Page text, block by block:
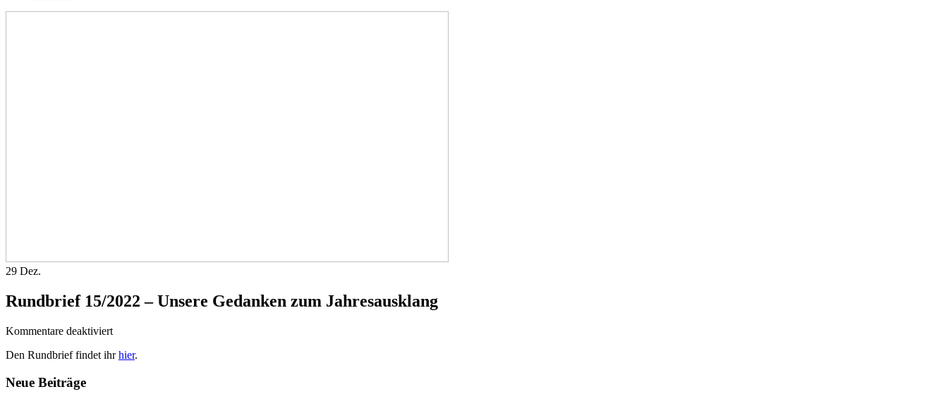
29 Dez.
Rundbrief 15/2022 – Unsere Gedanken zum Jahresausklang
Kommentare deaktiviertfür
15/2022
Den Rundbrief findet ihrhier.
Neue Beiträge